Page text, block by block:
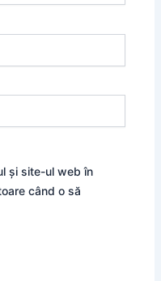
și site-ul web în
când o să